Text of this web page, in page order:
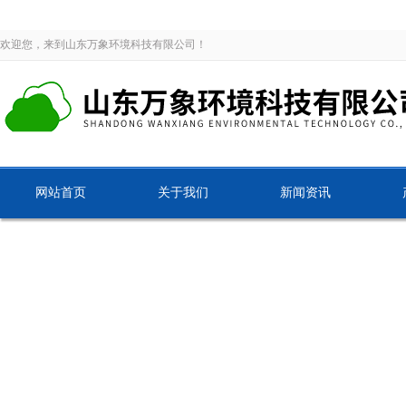
欢迎您，来到山东万象环境科技有限公司！
网站首页 关于我们 新闻资讯